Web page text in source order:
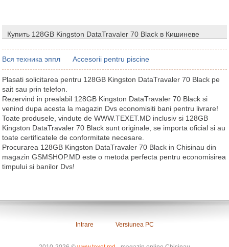
Купить 128GB Kingston DataTravaler 70 Black в Кишиневе
Вся техника эппл Accesorii pentru piscine
Plasati solicitarea pentru 128GB Kingston DataTravaler 70 Black pe
sait sau prin telefon.
Rezervind in prealabil 128GB Kingston DataTravaler 70 Black si
venind dupa acesta la magazin Dvs economisiti bani pentru livrare!
Toate produsele, vindute de WWW.TEXET.MD inclusiv si 128GB
Kingston DataTravaler 70 Black sunt originale, se importa oficial si au
toate certificatele de conformitate necesare.
Procurarea 128GB Kingston DataTravaler 70 Black in Chisinau din
magazin GSMSHOP.MD este o metoda perfecta pentru economisirea
timpului si banilor Dvs!
Intrare Versiunea PC